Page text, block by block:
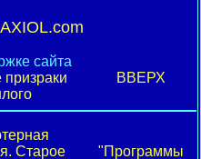
сайта
ВВЕРХ
Старое
"Программы